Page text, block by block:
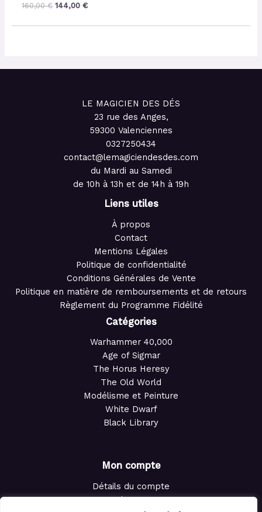
160,00€ 144,00€
LE MAGICIEN DES DÉS
23 rue des Anges,
59300 Valenciennes
0327250434
contact@lemagiciendesdes.com
du Mardi au Samedi
de 10h à 13h et de 14h à 19h
Liens utiles
À propos
Contact
Mentions Légales
Politique de confidentialité
Conditions Générales de Vente
Politique en matière de remboursements et de retours
Règlement du Programme Fidélité
Catégories
Warhammer 40,000
Age of Sigmar
The Horus Heresy
The Old World
Modélisme et Peinture
White Dwarf
Black Library
Mon compte
Détails du compte
Adresses